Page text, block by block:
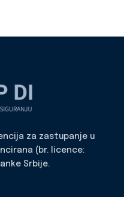
za zastupanje u
(br. licence:
Srbije.